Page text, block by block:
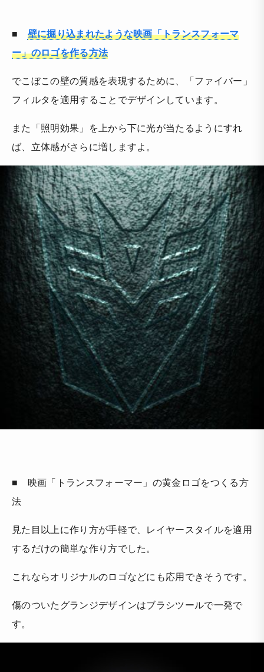
■ 壁に掘り込まれたような映画「トランスフォーマ
ー」のロゴを作る方法
でこぼこの壁の質感を表現するために、「ファイバー」
フィルタを適用することでデザインしています。
また「照明効果」を上から下に光が当たるようにすれ
ば、立体感がさらに増しますよ。
■ 映画「トランスフォーマー」の黄金ロゴをつくる方
法
見た目以上に作り方が手軽で、レイヤースタイルを適用
するだけの簡単な作り方でした。
これならオリジナルのロゴなどにも応用できそうです。
傷のついたグランジデザインはブラシツールで一発で
す。